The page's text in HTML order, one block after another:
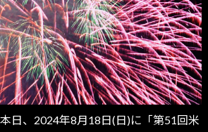
日、2024年8月18日(日)に「第51回米